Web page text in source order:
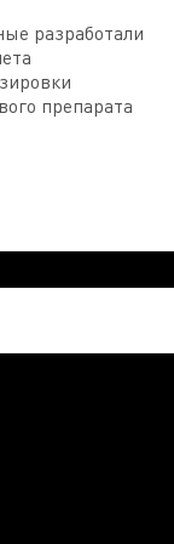
разработали
препарата